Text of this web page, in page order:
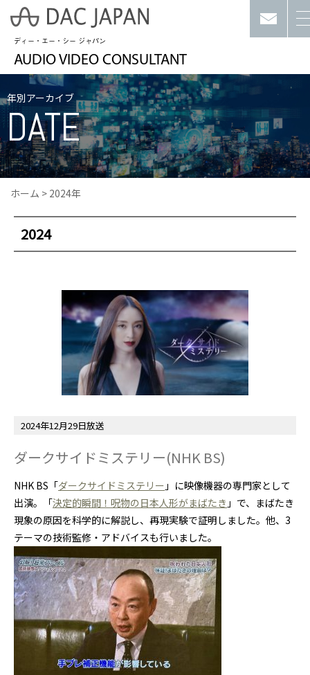
ディー・エー・シー ジャパン
AUDIO VIDEO CONSULTANT
年別アーカイブ
DATE
ホーム > 2024年
2024
2024年12月29日放送
ダークサイドミステリー(NHK BS)
NHK BS「ダークサイドミステリー 」に映像機器の専門家として
出演。「決定的瞬間！呪物の日本人形がまばたき 」で、まばたき
現象の原因を科学的に解説し、再現実験で証明しました。他、3
テーマの技術監修・アドバイスも行いました。